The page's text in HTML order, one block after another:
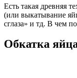
Есть такая древняя
(или выкатывание
сглаза» и тд. В чем
Обкатка